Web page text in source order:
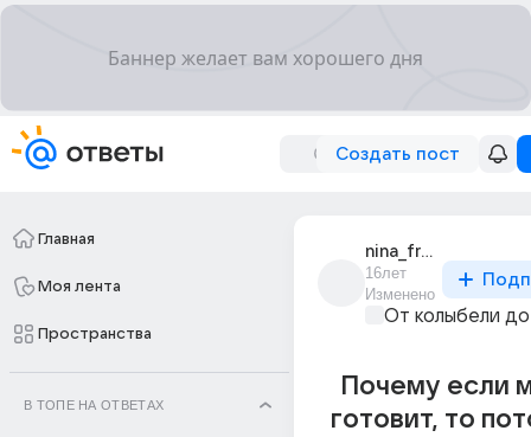
Создать пост
Главная
Моя лента
Пространства
В ТОПЕ НА ОТВЕТАХ
nina_freken_bok
16лет
Изменено
От колыбели
Почему если
готовит, то